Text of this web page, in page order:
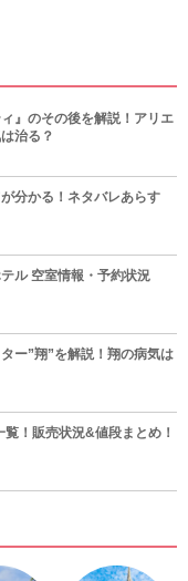
』のその後を解説！アリエ
治る？
分かる！ネタバレあらす
ル 空室情報・予約状況
ー”翔”を解説！翔の病気は
！販売状況&値段まとめ！